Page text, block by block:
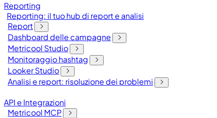
Reporting
Reporting: il tuo hub di report e analisi
Report
Dashboard delle campagne
Metricool Studio
Monitoraggio hashtag
Looker Studio
Analisi e report: risoluzione dei problemi
API e Integrazioni
Metricool MCP